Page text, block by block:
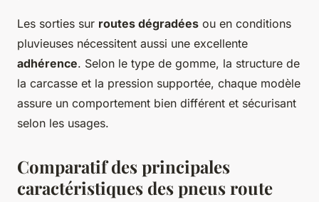
Les sorties sur routes dégradées ou en conditions
pluvieuses nécessitent aussi une excellente
adhérence. Selon le type de gomme, la structure de
la carcasse et la pression supportée, chaque modèle
assure un comportement bien différent et sécurisant
selon les usages.
Comparatif des principales
caractéristiques des pneus route